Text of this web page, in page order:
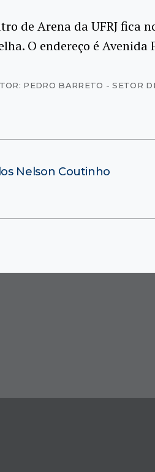
de Arena da UFRJ fica
O endereço é Avenida
PEDRO BARRETO - SETOR
Nelson Coutinho